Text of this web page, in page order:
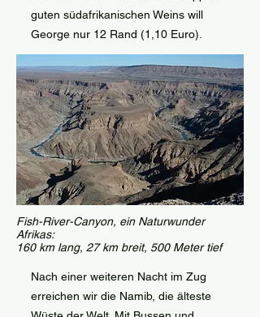
guten südafrikanischen Weins will
George nur 12 Rand (1,10 Euro).
Fish-River-Canyon, ein Naturwunder
Afrikas:
160 km lang, 27 km breit, 500 Meter tief
Nach einer weiteren Nacht im Zug
erreichen wir die Namib, die älteste